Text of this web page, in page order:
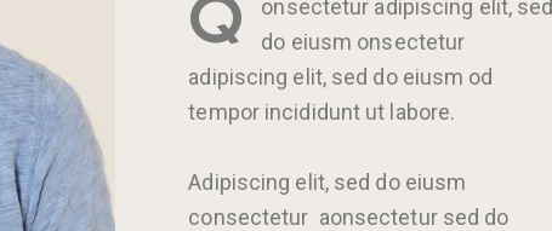
onsectetur adipiscing elit, sed
do eiusm onsectetur
adipiscing elit, sed do eiusm od
tempor incididunt ut labore.
Adipiscing elit, sed do eiusm
consectetur aonsectetur sed do